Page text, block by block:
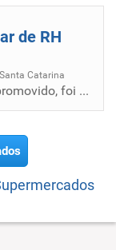
de RH
Catarina
Eu comecei como empacotador e fui promovido, foi uma época muito legal e bem agitada